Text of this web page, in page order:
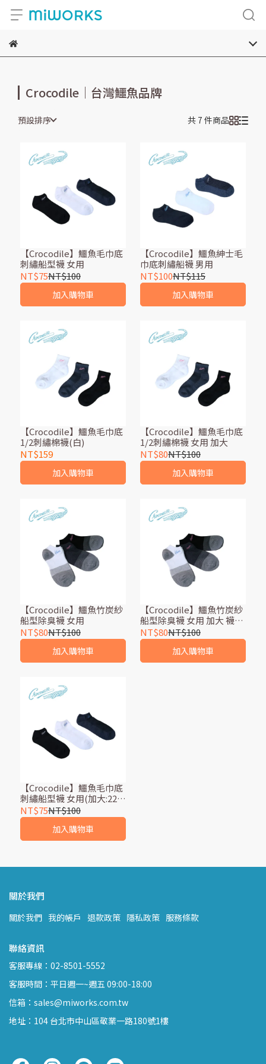
Crocodile｜台灣鱷魚品牌
預設排序 共 7 件商品
【Crocodile】鱷魚毛巾底
刺繡船型襪 女用
NT$75NT$100
加入購物車
【Crocodile】鱷魚紳士毛
巾底刺繡船襪 男用
NT$100NT$115
加入購物車
【Crocodile】鱷魚毛巾底
1/2刺繡棉襪(白)
NT$159
加入購物車
【Crocodile】鱷魚毛巾底
1/2刺繡棉襪 女用 加大
NT$80NT$100
加入購物車
【Crocodile】鱷魚竹炭紗
船型除臭襪 女用
NT$80NT$100
加入購物車
【Crocodile】鱷魚竹炭紗
船型除臭襪 女用 加大 襪子
船型襪 純棉 台灣製 吸濕排
汗
NT$80NT$100
加入購物車
【Crocodile】鱷魚毛巾底
刺繡船型襪 女用(加大:22-
26cm)
NT$75NT$100
加入購物車
關於我們
關於我們 我的帳戶 退款政策 隱私政策 服務條款
聯絡資訊
客服專線：02-8501-5552
客服時間：平日週一~週五 09:00-18:00
信箱：sales@miworks.com.tw
地址：104 台北市中山區敬業一路180號1樓